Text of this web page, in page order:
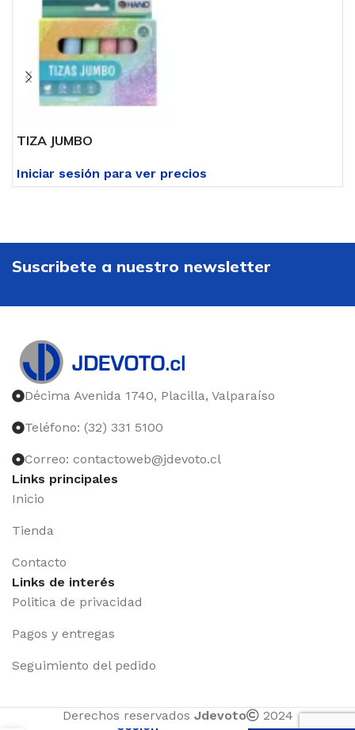
TIZA JUMBO
Iniciar sesión para ver precios
Suscribete a nuestro newsletter
Décima Avenida 1740, Placilla, Valparaíso
Teléfono: (32) 331 5100
Correo: contactoweb@jdevoto.cl
Links principales
Inicio
Tienda
Contacto
Links de interés
Politica de privacidad
Pagos y entregas
Seguimiento del pedido
Derechos reservados Jdevoto 2024
Iniciar
sesión